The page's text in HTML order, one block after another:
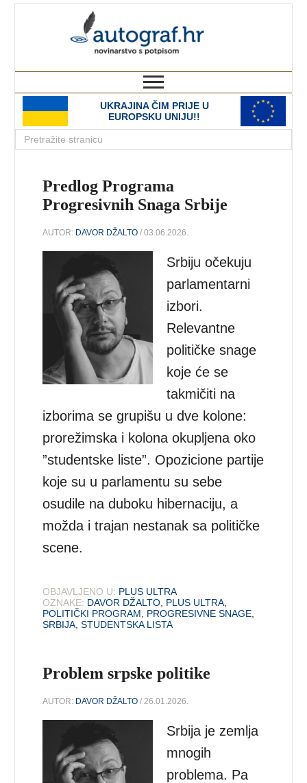
UKRAJINA ČIM PRIJE U
EUROPSKU UNIJU!!
Predlog Programa
Progresivnih Snaga Srbije
AUTOR: DAVOR DŽALTO / 03.06.2026.
Srbiju očekuju
parlamentarni
izbori.
Relevantne
političke snage
koje će se
takmičiti na
izborima se grupišu u dve kolone:
prorežimska i kolona okupljena oko
”studentske liste”. Opozicione partije
koje su u parlamentu su sebe
osudile na duboku hibernaciju, a
možda i trajan nestanak sa političke
scene.
OBJAVLJENO U: PLUS ULTRA
OZNAKE: DAVOR DŽALTO PLUS ULTRA
POLITIČKI PROGRAM
PROGRESIVNE SNAGE
SRBIJA ,STUDENTSKA LISTA
Problem srpske politike
AUTOR: DAVOR DŽALTO / 26.01.2026.
Srbija je zemlja
mnogih
problema. Pa